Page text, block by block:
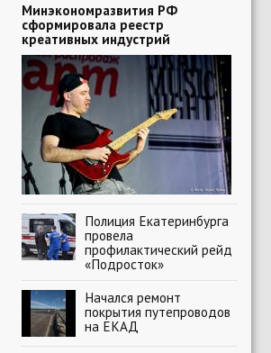
Минэкономразвития РФ
сформировала реестр
креативных индустрий
Полиция Екатеринбурга
провела
профилактический рейд
«Подросток»
Начался ремонт
покрытия путепроводов
на ЕКАД